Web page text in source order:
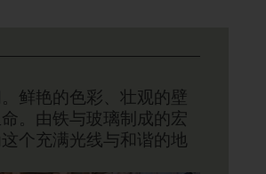
鲜艳的色彩、壮观的壁
。由铁与玻璃制成的宏
个充满光线与和谐的地